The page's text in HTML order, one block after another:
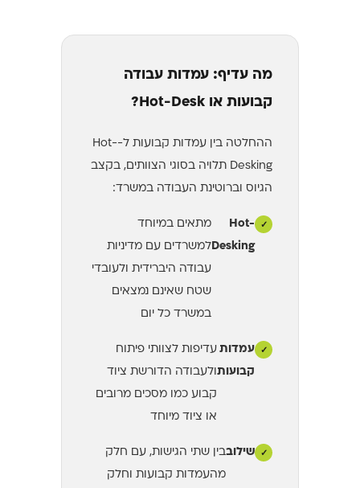
מה עדיף: עמדות עבודה
קבועות או Hot-Desk?
ההחלטה בין עמדות קבועות ל-Hot-
Desking תלויה בסוגי הצוותים, בקצב
הגיוס וברוטינת העבודה במשרד:
✓
Hot-
Desking
מתאים במיוחד
למשרדים עם מדיניות
עבודה היברידית ולעובדי
שטח שאינם נמצאים
במשרד כל יום
✓
עמדות
קבועות
עדיפות לצוותי פיתוח
ולעבודה הדורשת ציוד
קבוע כמו מסכים מרובים
או ציוד מיוחד
✓ שילובבין שתי הגישות, עם חלק
מהעמדות קבועות וחלק